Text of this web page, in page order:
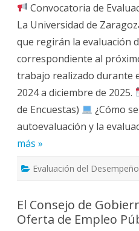
del
Desempeño
PTGAS
2026
Convocatoria de
La Universidad de
que regirán la evaluación
correspondiente al
trabajo realizado durante
2024 a diciembre de 2025.
de Encuestas)
¿Cómo
autoevaluación y la
más »
Evaluación del Desempeño
El Consejo de
Oferta de Empleo